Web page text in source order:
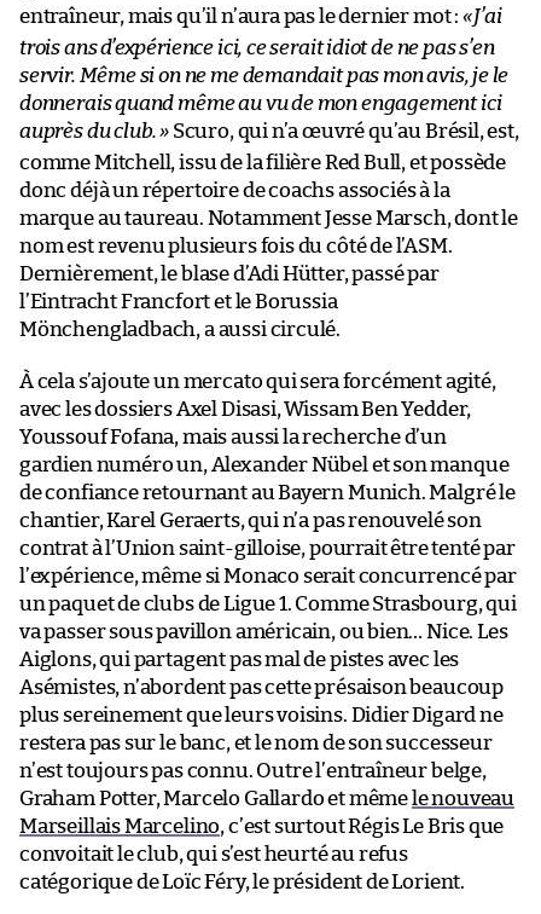
entraîneur, mais qu’il n’aura pas le dernier mot : «J’ai
trois ans d’expérience ici, ce serait idiot de ne pas s’en
servir. Même si on ne me demandait pas mon avis, je le
donnerais quand même au vu de mon engagement ici
auprès du club.»Scuro, qui n’a œuvré qu’au Brésil, est,
comme Mitchell, issu de la filière Red Bull, et possède
donc déjà un répertoire de coachs associés à la
marque au taureau. Notamment Jesse Marsch, dont le
nom est revenu plusieurs fois du côté de l’ASM.
Dernièrement, le blase d’Adi Hütter, passé par
l’Eintracht Francfort et le Borussia
Mönchengladbach, a aussi circulé.
À cela s’ajoute un mercato qui sera forcément agité,
avec les dossiers Axel Disasi, Wissam Ben Yedder,
Youssouf Fofana, mais aussi la recherche d’un
gardien numéro un, Alexander Nübel et son manque
de confiance retournant au Bayern Munich. Malgré le
chantier, Karel Geraerts, qui n’a pas renouvelé son
contrat à l’Union saint-gilloise, pourrait être tenté par
l’expérience, même si Monaco serait concurrencé par
un paquet de clubs de Ligue 1. Comme Strasbourg, qui
va passer sous pavillon américain, ou bien… Nice. Les
Aiglons, qui partagent pas mal de pistes avec les
Asémistes, n’abordent pas cette présaison beaucoup
plus sereinement que leurs voisins. Didier Digard ne
restera pas sur le banc, et le nom de son successeur
n’est toujours pas connu. Outre l’entraîneur belge,
Graham Potter, Marcelo Gallardo et même le nouveau
Marseillais Marcelino, c’est surtout Régis Le Bris que
convoitait le club, qui s’est heurté au refus
catégorique de Loïc Féry, le président de Lorient.